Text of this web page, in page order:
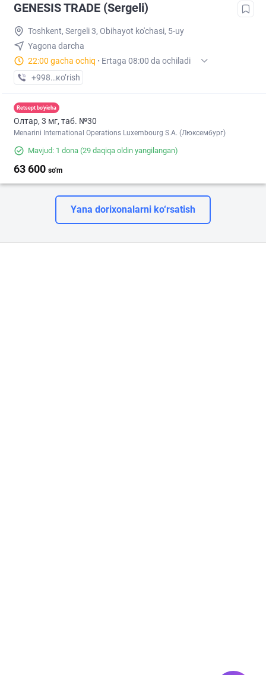
GENESIS TRADE (Sergeli)
Toshkent, Sergeli 3, Obihayot ko'chasi, 5-uy
Yagona darcha
22:00 gacha ochiq · Ertaga 08:00 da ochiladi
+998 (95) XXX-XX-XX
кo’rish
Retsept bo'yicha
Олтар, 3 мг, таб. №30
Menarini International Operations Luxembourg S.A. (Люксембург)
Mavjud: 1 dona (29 daqiqa oldin yangilangan)
63 600 so'm
Yana dorixonalarni ko‘rsatish